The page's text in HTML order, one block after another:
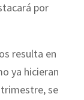
por
resulta en
ya hicieran
se